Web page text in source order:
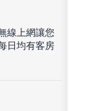
線上網讓您
日均有客房